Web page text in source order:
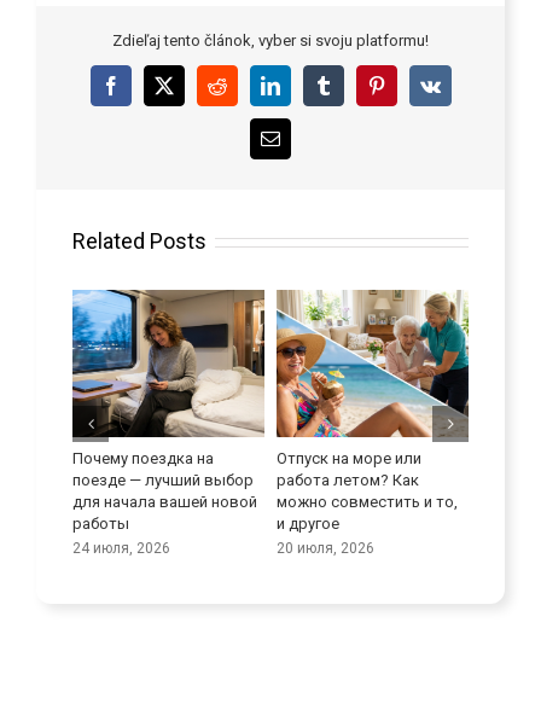
Zdieľaj tento článok, vyber si svoju platformu!
Facebook
X RedditLinkedInTumblrPinterest
Vk
Email
Related Posts
Почему поездка на
поезде — лучший выбор
для начала вашей новой
24 июля, 2026
Отпуск на море или
работа летом? Как
можно совместить и то,
и другое
20 июля, 2026
Улучшите свои
языковые
9 июля, 2026